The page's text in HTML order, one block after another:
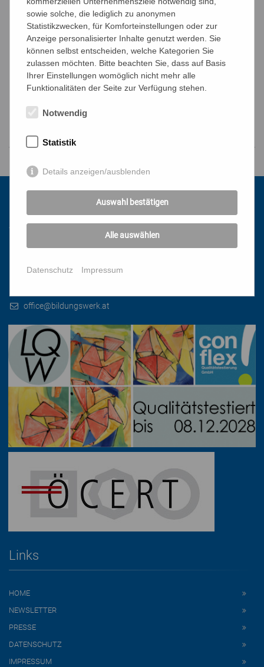
Datenschutzbestimmungen.
Captcha* Ergebnis*
Kontakt
Katholisches Bildungswerk Wien
1010 Wien, Stephansplatz 3
office@bildungswerk.at
Links
HOME
NEWSLETTER
PRESSE
DATENSCHUTZ
IMPRESSUM
sowie solche, die lediglich zu anonymen
Statistikzwecken, für Komforteinstellungen oder zur
Anzeige personalisierter Inhalte genutzt werden. Sie
können selbst entscheiden, welche Kategorien Sie
zulassen möchten. Bitte beachten Sie, dass auf Basis
Ihrer Einstellungen womöglich nicht mehr alle
Funktionalitäten der Seite zur Verfügung stehen.
Notwendig
Statistik
Details anzeigen/ausblenden
Auswahl bestätigen
Alle auswählen
Datenschutz Impressum